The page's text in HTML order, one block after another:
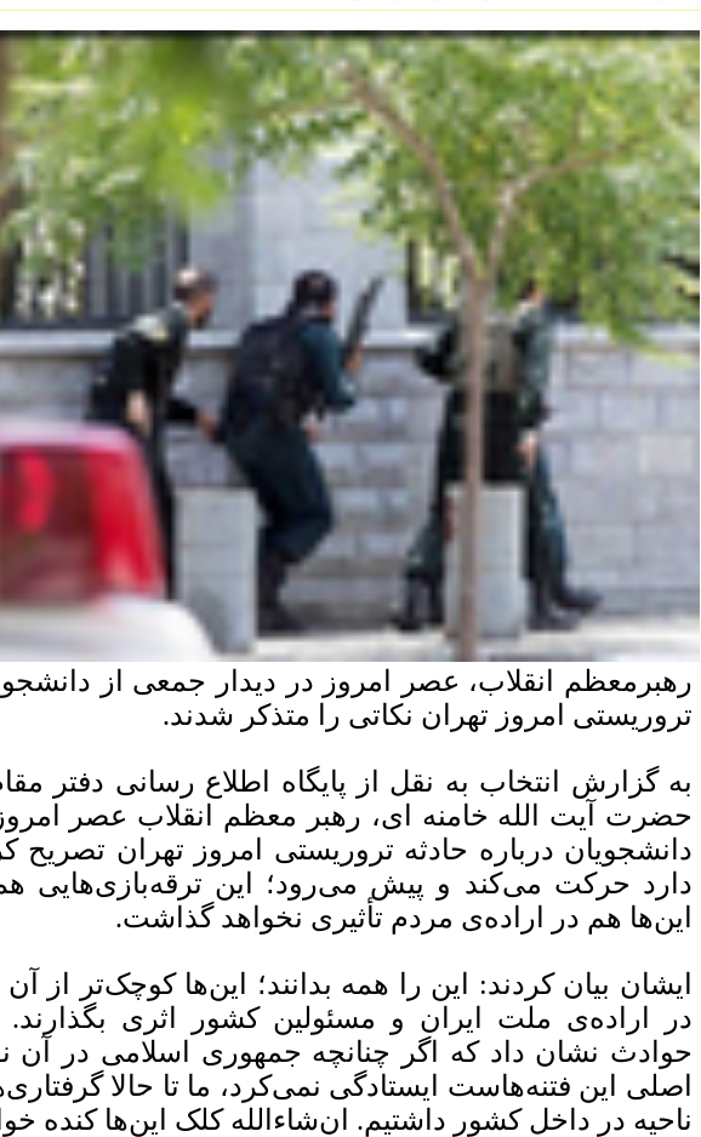
رهبرمعظم انقلاب، عصر امروز در دیدار جمعی از
تروریستی امروز تهران نکاتی را متذکر شدند.
به گزارش انتخاب به نقل از پایگاه اطلاع رسانی دفتر
حضرت آیت الله خامنه ای، رهبر معظم انقلاب عصر
دانشجویان درباره‌ حادثه‌ تروریستی امروز تهران تصریح
دارد حرکت می‌کند و پیش می‌رود؛ این ترقه‌بازی‌هایی
این‌ها هم در اراده‌ی مردم تأثیری نخواهد گذاشت.
ایشان بیان کردند: این را همه بدانند؛ این‌ها کوچک‌تر از آن
در اراده‌ی ملت ایران و مسئولین کشور اثری بگذارند.
حوادث نشان داد که اگر چنانچه جمهوری اسلامی در آن
اصلی این فتنه‌هاست ایستادگی نمی‌کرد، ما تا حالا
ناحیه در داخل کشور داشتیم. ان‌شاءالله کلک این‌ها کنده